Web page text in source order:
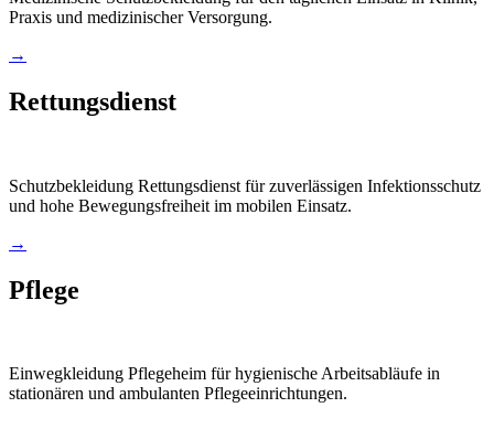
Praxis und medizinischer Versorgung.
→
Rettungsdienst
Schutzbekleidung Rettungsdienst für zuverlässigen Infektionsschutz
und hohe Bewegungsfreiheit im mobilen Einsatz.
→
Pflege
Einwegkleidung Pflegeheim für hygienische Arbeitsabläufe in
stationären und ambulanten Pflegeeinrichtungen.